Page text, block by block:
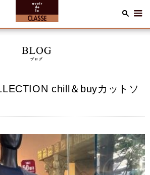
chill＆buyカットソ